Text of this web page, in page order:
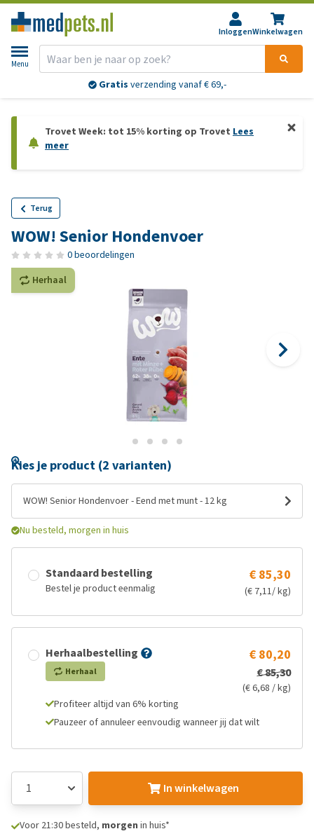
InloggenWinkelwagen
Menu
Gratis verzending vanaf € 69,-
Trovet Week: tot 15% korting op Trovet Lees
meer
Terug
WOW! Senior Hondenvoer
0 beoordelingen
Herhaal
Kies je product (2 varianten)
WOW! Senior Hondenvoer - Eend met munt - 12 kg
Nu besteld, morgen in huis
Standaard bestelling
Bestel je product eenmalig
€ 85,30
(€ 7,11/ kg)
Herhaalbestelling
Herhaal
€ 80,20
€ 85,30
(€ 6,68 / kg)
Profiteer altijd van 6% korting
Pauzeer of annuleer eenvoudig wanneer jij dat wilt
In winkelwagen
Voor 21:30 besteld, morgen in huis*